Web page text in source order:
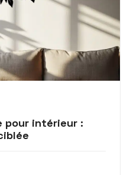
pour intérieur :